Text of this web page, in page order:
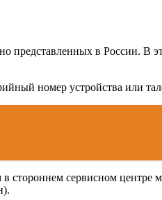
представленных в России. В
номер устройства или
сервисном центре